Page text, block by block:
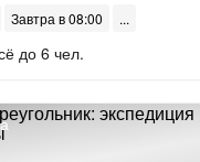
Завтра в 08:00
до 6 чел.